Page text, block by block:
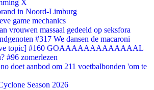
X
in Noord-Limburg
game mechanics
vrouwen massaal gedeeld op seksfora
#317 We dansen de macaroni
topic] #160 GOAAAAAAAAAAAAAL
#96 zomerlezen
doet aanbod om 211 voetbalbonden 'om te
Season 2026